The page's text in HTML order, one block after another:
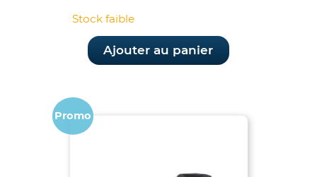
prix
était :
65.00€.
prix
est :
45.50€.
Stock faible
Ajouter au panier
Promo